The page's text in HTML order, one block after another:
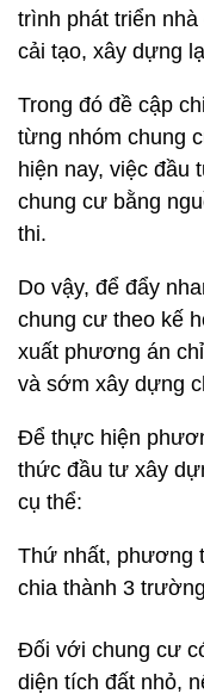
trình phát triển
cải tạo, xây dựng
Trong đó đề cập
từng nhóm chung
hiện nay, việc đầu
chung cư bằng
thi.
Do vậy, để đẩy
chung cư theo kế
xuất phương án
và sớm xây dựng
Để thực hiện
thức đầu tư xây
cụ thể:
Thứ nhất, phương
chia thành 3
Đối với chung cư
diện tích đất nhỏ,